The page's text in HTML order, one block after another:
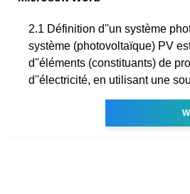
2.1 Définition d''un système
système (photovoltaïque) PV
d''éléments (constituants) de
d''électricité, en utilisant une